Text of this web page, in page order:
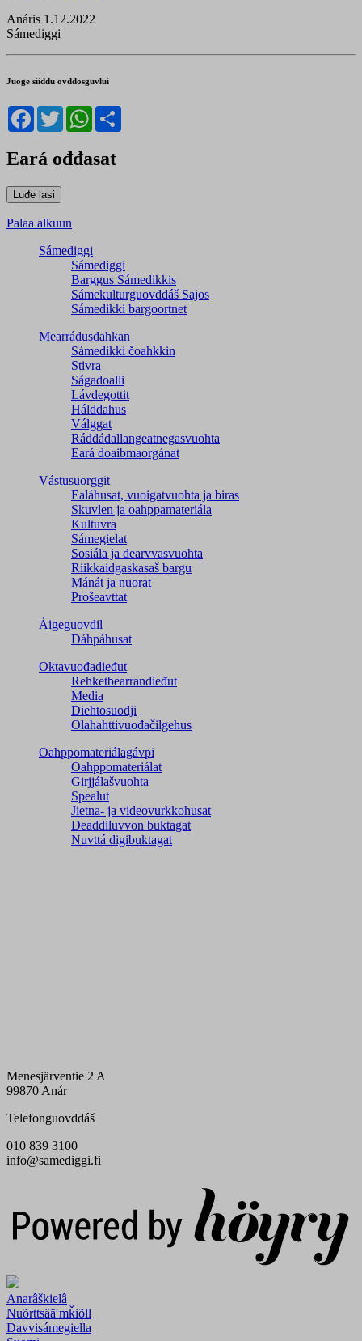
Anáris 1.12.2022
Sámediggi
Juoge siiddu ovddosguvlui
Facebook
TwitterWhatsApp
Eará ođđasat
Palaa alkuun
Sámediggi
Sámediggi
Barggus Sámedikkis
Sámekulturguovddáš Sajos
Sámedikki bargoortnet
Mearrádusdahkan
Sámedikki čoahkkin
Stivra
Ságadoalli
Lávdegottit
Hálddahus
Válggat
Ráđđádallangeatnegas­vuohta
Eará doaibmaorgánat
Vástusuorggit
Ealáhusat, vuoigatvuohta ja biras
Skuvlen ja oahppamateriála
Kultuvra
Sámegielat
Sosiála ja dearvvasvuohta
Riikkaidgaskasaš bargu
Mánát ja nuorat
Prošeavttat
Áigeguovdil
Dáhpáhusat
Oktavuođadieđut
Rehketbearrandieđut
Media
Diehtosuodji
Olahahttivuođačilgehus
Oahppomateriálagávpi
Oahppomateriálat
Girjjálašvuohta
Spealut
Jietna- ja videovurkkohusat
Deaddiluvvon buktagat
Nuvttá digibuktagat
Menesjärventie 2 A
99870 Anár
Telefonguovddáš
010 839 3100
info@samediggi.fi
Anarâškielâ
Nuõrttsääʹmǩiõll
Davvisámegiella